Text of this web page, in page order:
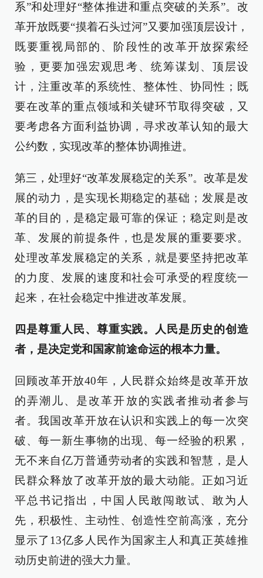
系”和处理好“整体推进和重点突破的关系”。改
革开放既要“摸着石头过河”又要加强顶层设计，
既要重视局部的、阶段性的改革开放探索经
验，更要加强宏观思考、统筹谋划、顶层设
计，注重改革的系统性、整体性、协同性；既
要在改革的重点领域和关键环节取得突破，又
要考虑各方面利益协调，寻求改革认知的最大
公约数，实现改革的整体协调推进。
第三，处理好“改革发展稳定的关系”。改革是发
展的动力，是实现长期稳定的基础；发展是改
革的目的，是稳定最可靠的保证；稳定则是改
革、发展的前提条件，也是发展的重要要求。
处理改革发展稳定的关系，就是要坚持把改革
的力度、发展的速度和社会可承受的程度统一
起来，在社会稳定中推进改革发展。
四是尊重人民、尊重实践。人民是历史的创造
者，是决定党和国家前途命运的根本力量。
回顾改革开放40年，人民群众始终是改革开放
的弄潮儿、是改革开放的实践者推动者参与
者。我国改革开放在认识和实践上的每一次突
破、每一新生事物的出现、每一经验的积累，
无不来自亿万普通劳动者的实践和智慧，是人
民群众释放了改革开放的最大动能。正如习近
平总书记指出，中国人民敢闯敢试、敢为人
先，积极性、主动性、创造性空前高涨，充分
显示了13亿多人民作为国家主人和真正英雄推
动历史前进的强大力量。